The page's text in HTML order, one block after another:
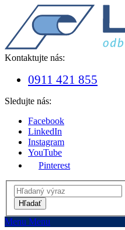
Kontaktujte nás:
0911 421 855
Sledujte nás:
Facebook
LinkedIn
Instagram
YouTube
Pinterest
Hľadať
Menu Menu